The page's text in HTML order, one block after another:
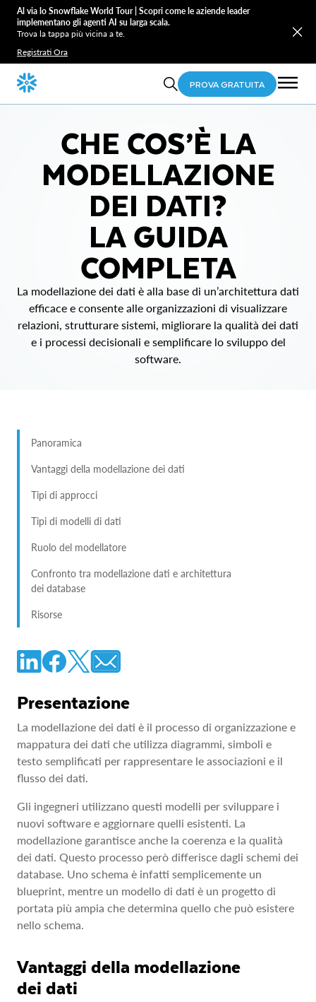
Al via lo Snowflake World Tour | Scopri come le aziende leader
implementano gli agenti AI su larga scala.
Trova la tappa più vicina a te.
Registrati Ora
PROVA GRATUITA
CHE COS’È LA
MODELLAZIONE
DEI DATI?
LA GUIDA
COMPLETA
La modellazione dei dati è alla base di un’architettura dati
efficace e consente alle organizzazioni di visualizzare
relazioni, strutturare sistemi, migliorare la qualità dei dati
e i processi decisionali e semplificare lo sviluppo del
software.
Panoramica
Vantaggi della modellazione dei dati
Tipi di approcci
Tipi di modelli di dati
Ruolo del modellatore
Confronto tra modellazione dati e architettura
dei database
Risorse
Presentazione
La modellazione dei dati è il processo di organizzazione e
mappatura dei dati che utilizza diagrammi, simboli e
testo semplificati per rappresentare le associazioni e il
flusso dei dati.
Gli ingegneri utilizzano questi modelli per sviluppare i
nuovi software e aggiornare quelli esistenti. La
modellazione garantisce anche la coerenza e la qualità
dei dati. Questo processo però differisce dagli schemi dei
database. Uno schema è infatti semplicemente un
blueprint, mentre un modello di dati è un progetto di
portata più ampia che determina quello che può esistere
nello schema.
Vantaggi della modellazione
dei dati